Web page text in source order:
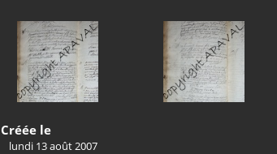
Créée le
lundi 13 août 2007